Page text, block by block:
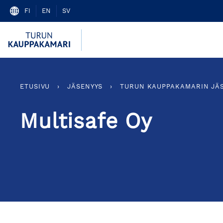
Skip
FI EN SV
ETUSIVU › JÄSENYYS › TURUN KAUPPAKAMARIN
Multisafe Oy